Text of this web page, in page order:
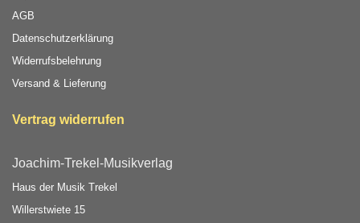
AGB
Datenschutzerklärung
Widerrufsbelehrung
Versand & Lieferung
Vertrag widerrufen
Joachim-Trekel-Musikverlag
Haus der Musik Trekel
Willerstwiete 15